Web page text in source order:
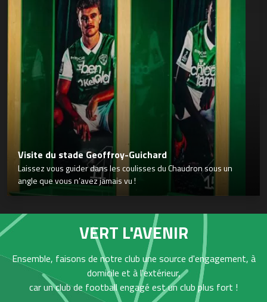
Visite du stade Geoffroy-Guichard
Laissez vous guider dans les coulisses du Chaudron sous un
angle que vous n’avez jamais vu !
VERT L'AVENIR
Ensemble, faisons de notre club une source d'engagement, à
domicile et à l'extérieur,
car un club de football engagé est un club plus fort !